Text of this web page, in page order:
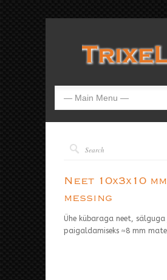
Neet 10x3x10
messing
Ühe kübaraga neet, sälguga
paigaldamiseks ≈8 mm